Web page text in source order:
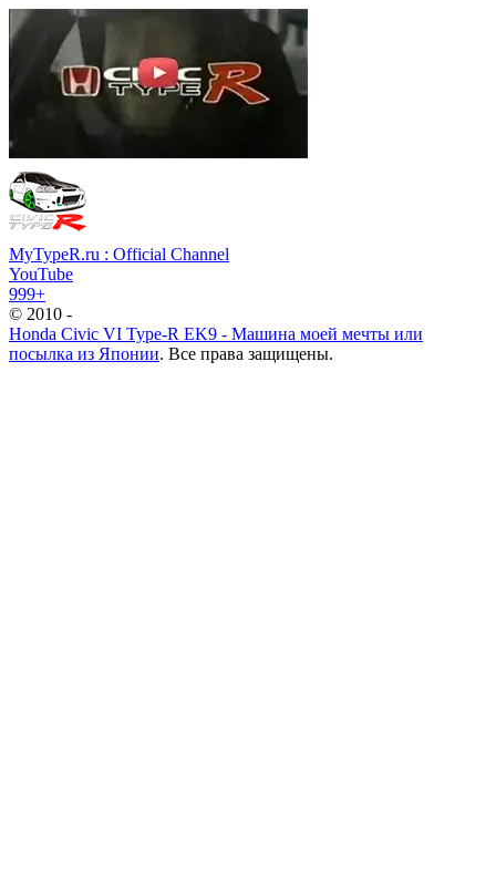
MyTypeR.ru : Official Channel
YouTube
999+
© 2010 -
Honda Civic VI Type-R EK9 - Машина моей мечты или
посылка из Японии. Все права защищены.